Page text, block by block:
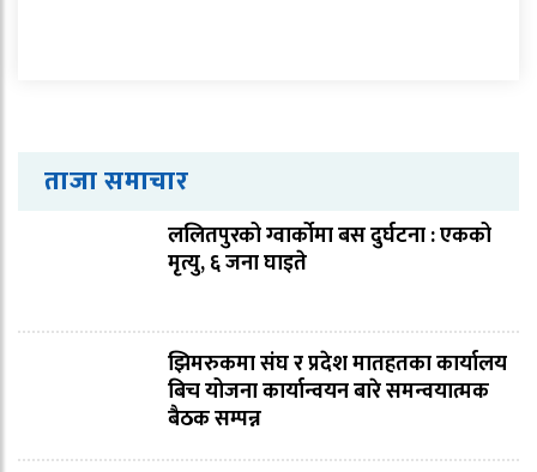
ताजा समाचार
ललितपुरको ग्वार्कोमा बस दुर्घटना : एकको
मृत्यु, ६ जना घाइते
झिमरुकमा संघ र प्रदेश मातहतका कार्यालय
बिच योजना कार्यान्वयन बारे समन्वयात्मक
बैठक सम्पन्न